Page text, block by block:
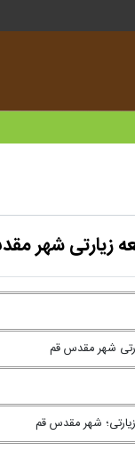
زیارتی شهر
شهر مقدس قم
شهر مقدس قم